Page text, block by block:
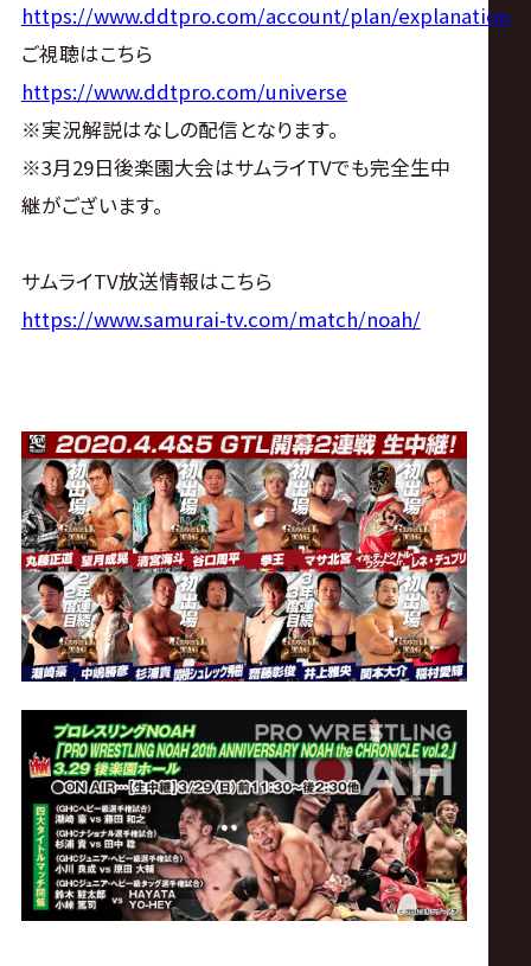
https://www.ddtpro.com/account/plan/explanation
ご視聴はこちら
https://www.ddtpro.com/universe
※実況解説はなしの配信となります。
※3月29日後楽園大会はサムライTVでも完全生中
継がございます。
サムライTV放送情報はこちら
https://www.samurai-tv.com/match/noah/